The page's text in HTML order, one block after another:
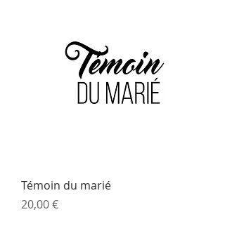
Témoin du marié
Prix
20,00 €